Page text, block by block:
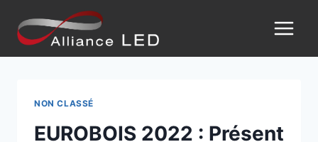
NON CLASSÉ
EUROBOIS 2022 : Présent